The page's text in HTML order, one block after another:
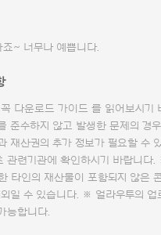
~ 너무나 예쁩니다.
다운로드 가이드 를 읽어보시기
준수하지 않고 발생한 문제의 경
재산권의 추가 정보가 필요할 수
관련기관에 확인하시기 바랍니다
타인의 재산물이 포함되지 않은
일 수 있습니다. ※ 얼라우투의 업
능합니다.